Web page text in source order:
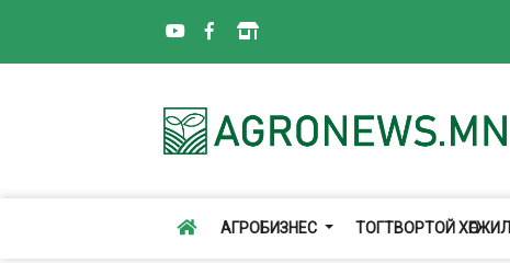
АГРОБИЗНЕС ТОГТВОРТОЙ ХӨГЖИЛ